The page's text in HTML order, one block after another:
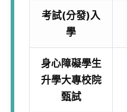
考試(分發)入
學
身心障礙學生
升學大專校院
甄試